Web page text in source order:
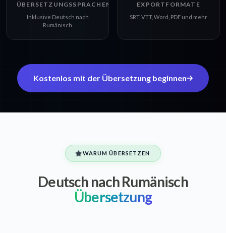
ÜBERSETZUNGSSPRACHEN
Inklusive Deutsch nach
Rumänisch
EXPORTFORMATE
SRT, VTT, Word, PDF und mehr
Kostenlos mit der Übersetzung beginnen
WARUM ÜBERSETZEN
Deutsch nach Rumänisch
Übersetzung